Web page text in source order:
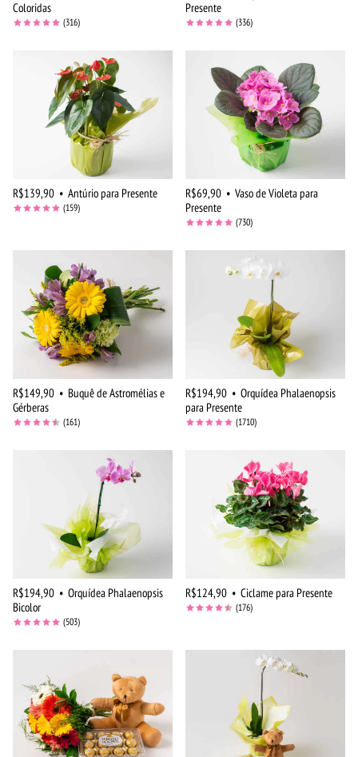
Coloridas
(316)
Presente
(336)
R$139,90 • Antúrio para Presente
(159)
R$69,90 • Vaso de Violeta para
Presente
(730)
R$149,90 • Buquê de Astromélias e
Gérberas
(161)
R$194,90 • Orquídea Phalaenopsis
para Presente
(1710)
R$194,90 • Orquídea Phalaenopsis
Bicolor
(503)
R$124,90 • Ciclame para Presente
(176)